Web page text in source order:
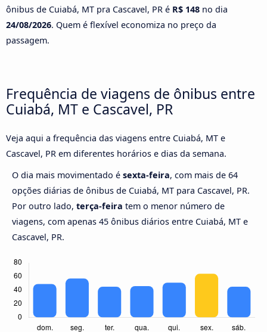
ônibus de Cuiabá, MT pra Cascavel, PR é R$ 148 no dia
24/08/2026. Quem é flexível economiza no preço da
passagem.
Frequência de viagens de ônibus entre
Cuiabá, MT e Cascavel, PR
Veja aqui a frequência das viagens entre Cuiabá, MT e
Cascavel, PR em diferentes horários e dias da semana.
O dia mais movimentado é sexta-feira, com mais de 64
opções diárias de ônibus de Cuiabá, MT para Cascavel, PR.
Por outro lado, terça-feira tem o menor número de
viagens, com apenas 45 ônibus diários entre Cuiabá, MT e
Cascavel, PR.